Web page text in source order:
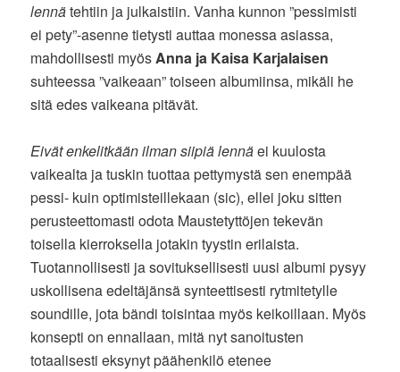
lennätehtiin ja julkaistiin. Vanha kunnon ”pessimisti
ei pety”-asenne tietysti auttaa monessa asiassa,
mahdollisesti myösAnna ja Kaisa Karjalaisen
suhteessa ”vaikeaan” toiseen albumiinsa, mikäli he
sitä edes vaikeana pitävät.
Eivät enkelitkään ilman siipiä lennäei kuulosta
vaikealta ja tuskin tuottaa pettymystä sen enempää
pessi- kuin optimisteillekaan (sic), ellei joku sitten
perusteettomasti odota Maustetyttöjen tekevän
toisella kierroksella jotakin tyystin erilaista.
Tuotannollisesti ja sovituksellisesti uusi albumi pysyy
uskollisena edeltäjänsä synteettisesti rytmitetylle
soundille, jota bändi toisintaa myös keikoillaan. Myös
konsepti on ennallaan, mitä nyt sanoitusten
totaalisesti eksynyt päähenkilö etenee